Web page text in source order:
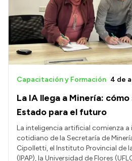
Normativa
Accesos directos
SIU GUARANÍ
TECNICATURAS
CAPACITACIONES
La IA llega a Minería:
Estado para el futuro
Capacitación y Formación 4 de
La inteligencia artificial comienza
cotidiano de la Secretaría de
Cipolletti, el Instituto Provincial de
(IPAP), la Universidad de Flores